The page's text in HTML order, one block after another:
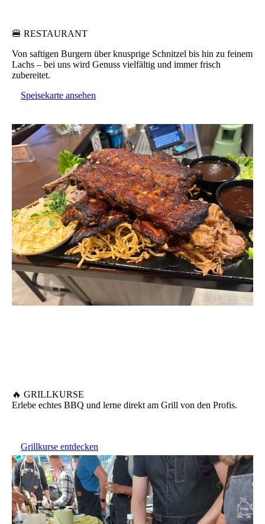
🍔 RESTAURANT
Von saftigen Burgern über knusprige Schnitzel bis hin zu feinem
Lachs – bei uns wird Genuss vielfältig und immer frisch
zubereitet.
Speisekarte ansehen
🔥 GRILLKURSE
Erlebe echtes BBQ und lerne direkt am Grill von den Profis.
Grillkurse entdecken